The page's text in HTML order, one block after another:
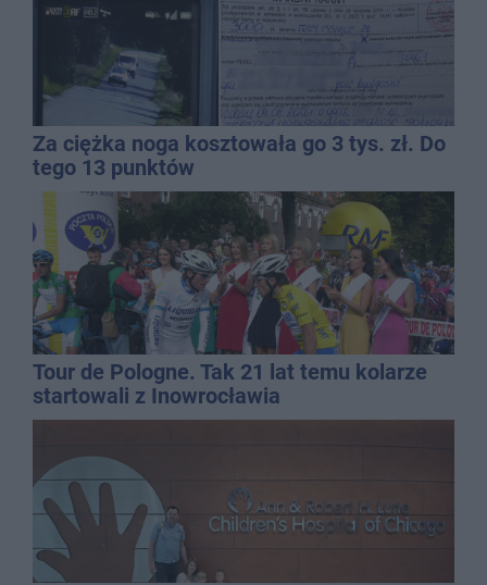
Za ciężka noga kosztowała go 3 tys. zł. Do
tego 13 punktów
Tour de Pologne. Tak 21 lat temu kolarze
startowali z Inowrocławia